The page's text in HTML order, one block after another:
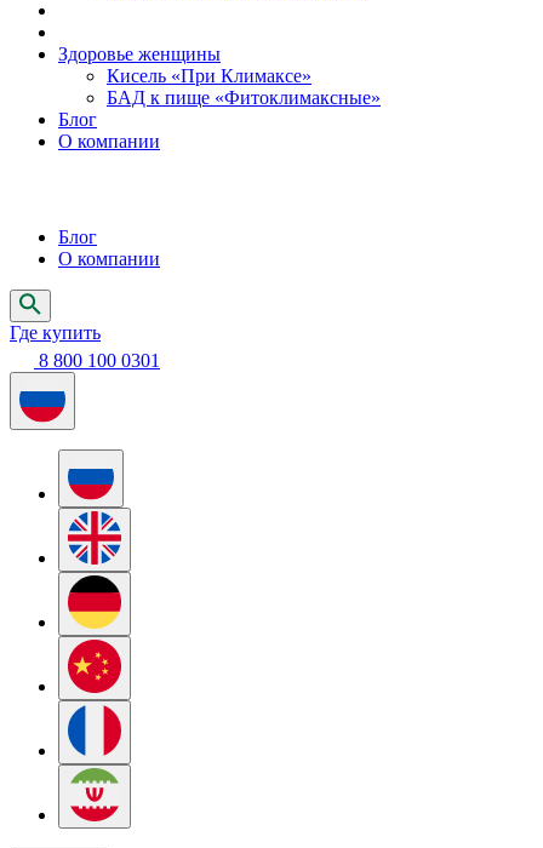
Здоровье женщины
Кисель «При Климаксе»
БАД к пище «Фитоклимаксные»
Блог
О компании
Блог
О компании
Где купить
8 800 100 0301